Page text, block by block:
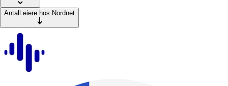
Antall eiere hos Nordnet